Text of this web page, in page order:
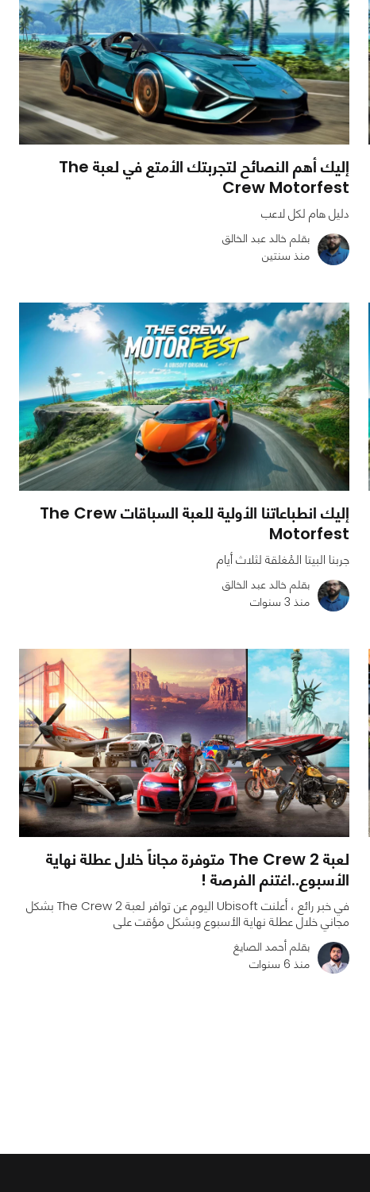
4099
0
إليك أهم النصائح لتجربتك الأمتع في لعبة The
Crew Motorfest
دليل هام لكل لاعب
بقلم خالد عبد الخالق
منذ سنتين
4585
0
إليك انطباعاتنا الأولية للعبة السباقات The Crew
Motorfest
جربنا البيتا المُغلقة لثلاث أيام
بقلم خالد عبد الخالق
منذ 3 سنوات
لعبة The Crew 2 متوفرة مجاناً خلال عطلة نهاية
الأسبوع..اغتنم الفرصة !
في خبر رائع ، أعلنت Ubisoft اليوم عن توافر لعبة The Crew 2 بشكل
مجاني خلال عطلة نهاية الأسبوع وبشكل مؤقت على
بقلم أحمد الصايغ
منذ 6 سنوات